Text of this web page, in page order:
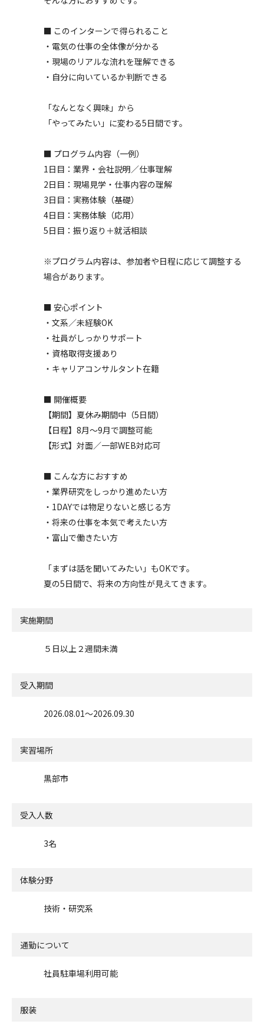
■ このインターンで得られること
・電気の仕事の全体像が分かる
・現場のリアルな流れを理解できる
・自分に向いているか判断できる
「なんとなく興味」から
「やってみたい」に変わる5日間です。
■ プログラム内容（一例）
1日目：業界・会社説明／仕事理解
2日目：現場見学・仕事内容の理解
3日目：実務体験（基礎）
4日目：実務体験（応用）
5日目：振り返り＋就活相談
※プログラム内容は、参加者や日程に応じて調整する
場合があります。
■ 安心ポイント
・文系／未経験OK
・社員がしっかりサポート
・資格取得支援あり
・キャリアコンサルタント在籍
■ 開催概要
【期間】夏休み期間中（5日間）
【日程】8月〜9月で調整可能
【形式】対面／一部WEB対応可
■ こんな方におすすめ
・業界研究をしっかり進めたい方
・1DAYでは物足りないと感じる方
・将来の仕事を本気で考えたい方
・富山で働きたい方
「まずは話を聞いてみたい」もOKです。
夏の5日間で、将来の方向性が見えてきます。
実施期間
５日以上２週間未満
受入期間
2026.08.01〜2026.09.30
実習場所
黒部市
受入人数
3名
体験分野
技術・研究系
通勤について
社員駐車場利用可能
服装